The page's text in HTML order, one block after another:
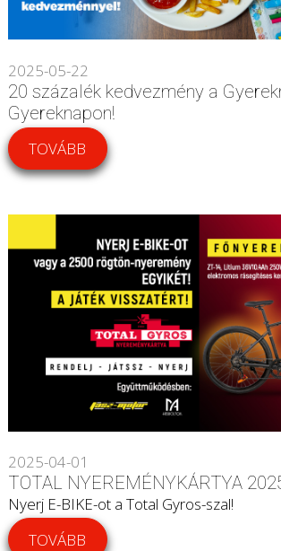
2025-05-22
20 százalék kedvezmény a
Gyereknapon!
TOVÁBB
2025-04-01
TOTAL NYEREMÉNYKÁRTYA
Nyerj E-BIKE-ot a Total Gyros-szal!
TOVÁBB